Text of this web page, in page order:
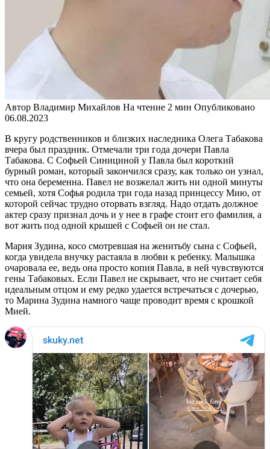
Автор Владимир Михайлов На чтение 2 мин Опубликовано
06.08.2023
В кругу родственников и близких наследника Олега Табакова
вчера был праздник. Отмечали три года дочери Павла
Табакова. С Софьей Синициной у Павла был короткий
бурный роман, который закончился сразу, как только он узнал,
что она беременна. Павел не возжелал жить ни одной минуты
семьей, хотя Софья родила три года назад принцессу Мию, от
которой сейчас трудно оторвать взгляд. Надо отдать должное
актер сразу признал дочь и у нее в графе стоит его фамилия, а
вот жить под одной крышей с Софьей он не стал.
Мария Зудина, косо смотревшая на женитьбу сына с Софьей,
когда увидела внучку растаяла в любви к ребенку. Малышка
очаровала ее, ведь она просто копия Павла, в ней чувствуются
гены Табаковых. Если Павел не скрывает, что не считает себя
идеальным отцом и ему редко удается встречаться с дочерью,
то Марина Зудина намного чаще проводит время с крошкой
Мией.